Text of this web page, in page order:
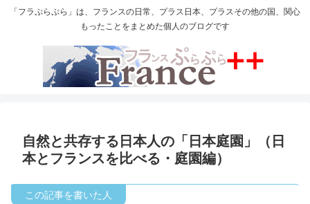
「フラぷらぷら」は、フランスの日常、プラス日本、プラスその他の国、関心
もったことをまとめた個人のブログです
自然と共存する日本人の「日本庭園」（日
本とフランスを比べる・庭園編）